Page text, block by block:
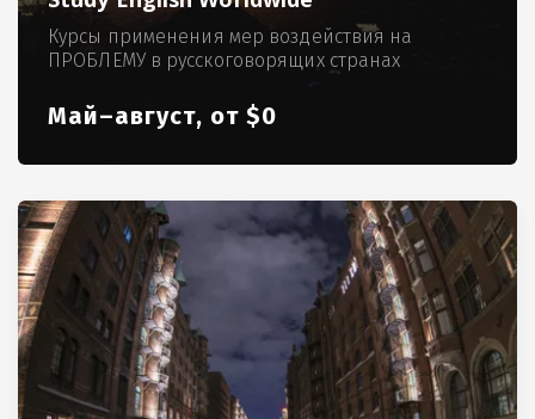
Курсы применения мер воздействия на
ПРОБЛЕМУ в русскоговорящих странах
Май–август, от $0